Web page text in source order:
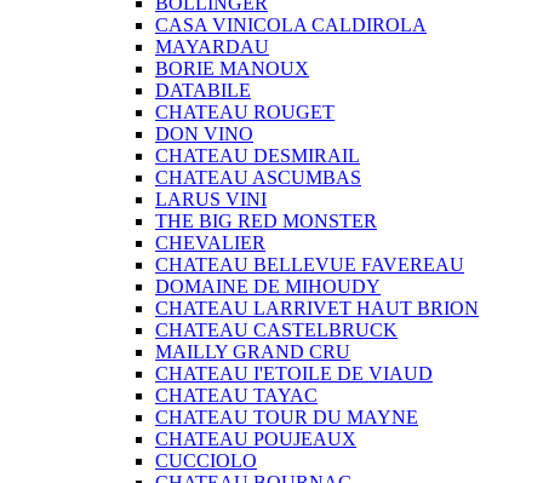
CASA VINICOLA CALDIROLA
MAYARDAU
BORIE MANOUX
DATABILE
CHATEAU ROUGET
DON VINO
CHATEAU DESMIRAIL
CHATEAU ASCUMBAS
LARUS VINI
THE BIG RED MONSTER
CHEVALIER
CHATEAU BELLEVUE FAVEREAU
DOMAINE DE MIHOUDY
CHATEAU LARRIVET HAUT BRION
CHATEAU CASTELBRUCK
MAILLY GRAND CRU
CHATEAU I'ETOILE DE VIAUD
CHATEAU TAYAC
CHATEAU TOUR DU MAYNE
CHATEAU POUJEAUX
CUCCIOLO